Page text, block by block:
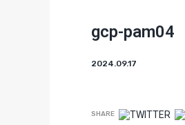
gcp-pam04
2024.09.17
SHARE